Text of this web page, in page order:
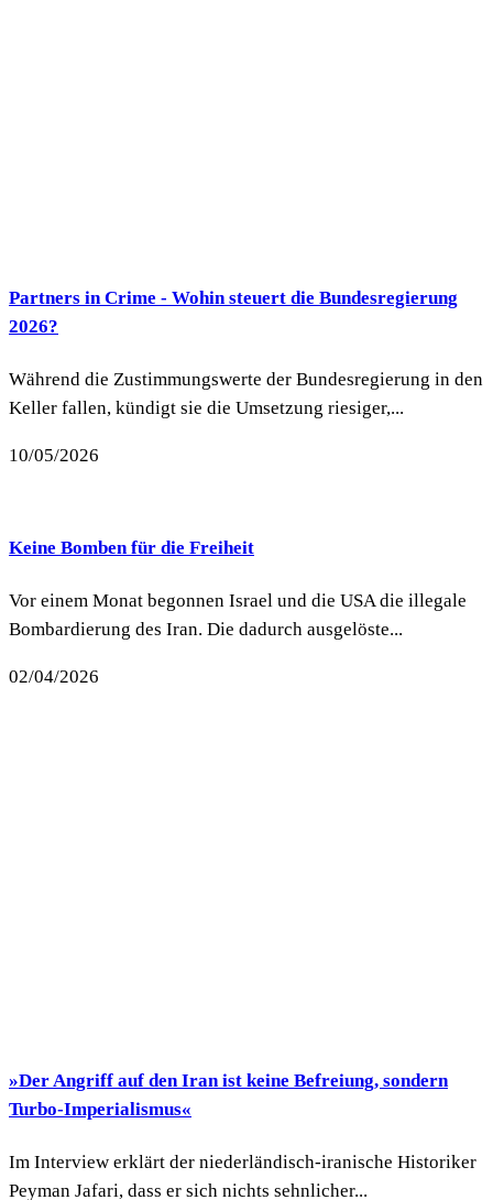
Partners in Crime - Wohin steuert die Bundesregierung
2026?
Während die Zustimmungswerte der Bundesregierung in den
Keller fallen, kündigt sie die Umsetzung riesiger,...
10/05/2026
Keine Bomben für die Freiheit
Vor einem Monat begonnen Israel und die USA die illegale
Bombardierung des Iran. Die dadurch ausgelöste...
02/04/2026
»Der Angriff auf den Iran ist keine Befreiung, sondern
Turbo-Imperialismus«
Im Interview erklärt der niederländisch-iranische Historiker
Peyman Jafari, dass er sich nichts sehnlicher...